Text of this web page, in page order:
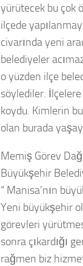
yürütecek bu çok
ilçede
civarında yeni
belediyeler
o yüzden ilçe
söylediler.
koydu. Kimlerin
olan burada
Memiş Görev
Büyükşehir
“ Manisa’nın
Yeni büyükşehir
görevleri
sonra çıkardığı
rağmen biz